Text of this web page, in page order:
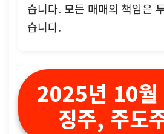
습니다. 모든 매매의 책임은
습니다.
2025년 10월
징주, 주도